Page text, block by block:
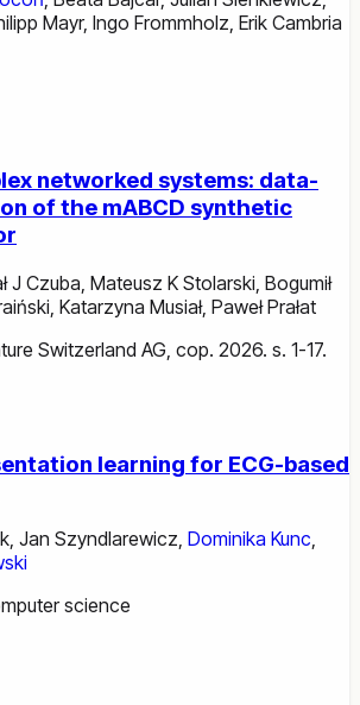
Mayr, Ingo Frommholz, Erik Cambria
networked systems: data-
of the mABCD synthetic
J Czuba Mateusz K Stolarski Bogumił
Katarzyna Musiał, Paweł Prałat
Switzerland AG, cop. 2026. s. 1-17.
learning for ECG-based
, Jan Szyndlarewicz, Dominika Kunc,
science